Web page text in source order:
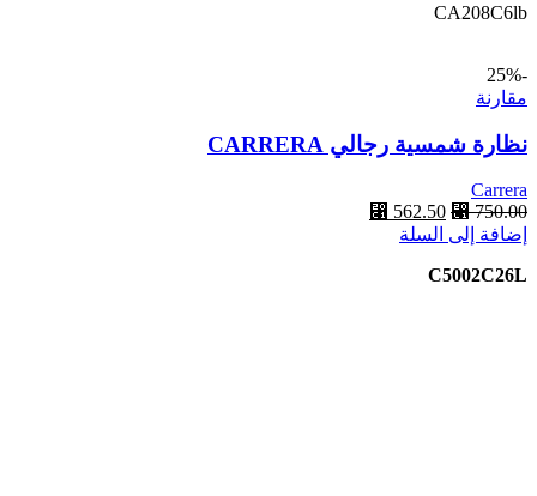
CA208C6lb
-25%
مقارنة
نظارة شمسية رجالي CARRERA
Carrera
⃁750.00
السعر
الأصلي
⃁ 750.00.
⃁ 562.50
إضافة إلى السلة
C5002C26L